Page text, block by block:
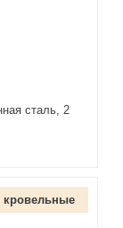
сталь, 2
кровельные